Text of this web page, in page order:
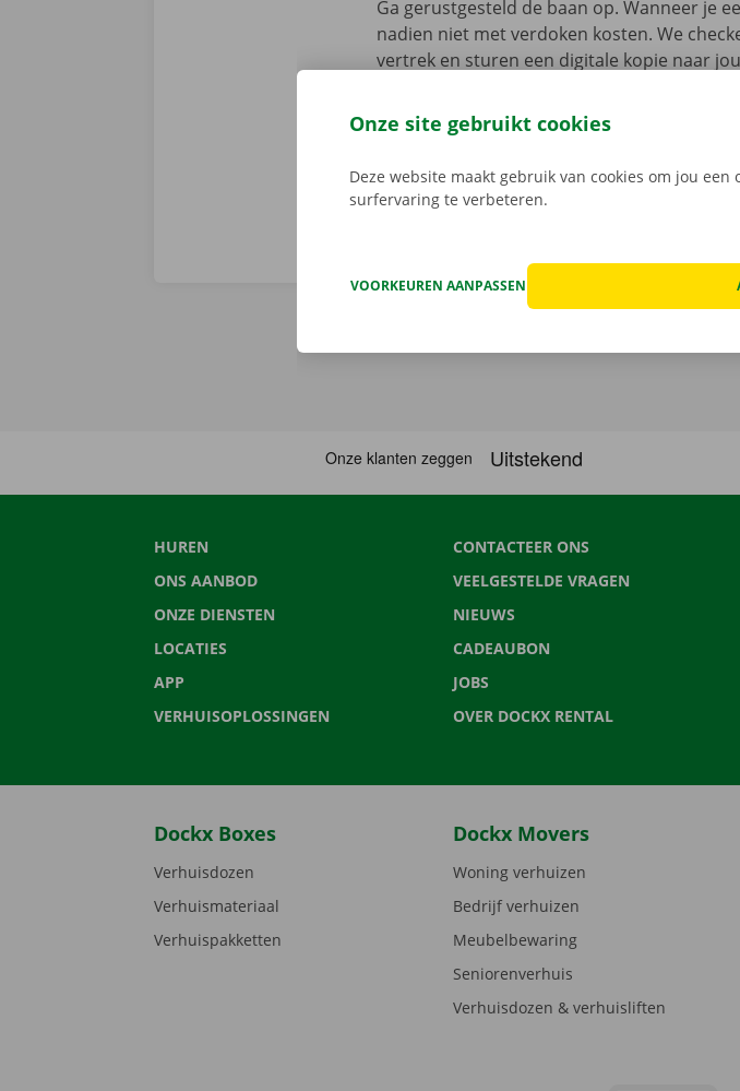
Ga gerustgesteld de baan op. Wanneer je
nadien niet met verdoken kosten. We
vertrek en sturen een digitale kopie naar
onderweg? Dan staat er 24/7 assistentie
HUREN
ONS AANBOD
ONZE DIENSTEN
LOCATIES
APP
VERHUISOPLOSSINGEN
CONTACTEER ONS
VEELGESTELDE VRAGEN
NIEUWS
CADEAUBON
JOBS
OVER DOCKX RENTAL
Dockx Boxes
Verhuisdozen
Verhuismateriaal
Verhuispakketten
Dockx Movers
Woning verhuizen
Bedrijf verhuizen
Meubelbewaring
Seniorenverhuis
Verhuisdozen & verhuisliften
Onze site gebruikt cookies
Deze website maakt gebruik van cookies om jou
surfervaring te verbeteren.
VOORKEUREN AANPASSEN